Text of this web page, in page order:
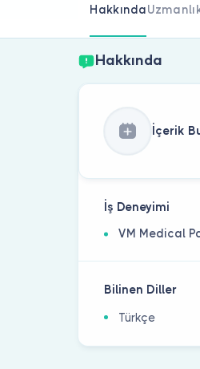
Hakkında
Hakkında
İçerik
İş Deneyimi
VM Medical
Bilinen Diller
Türkçe